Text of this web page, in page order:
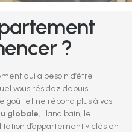
?
qui a besoin d’être
vous résidez depuis
goût et ne répond plus à vos
globale, Handibain, le
d’appartement « clés en